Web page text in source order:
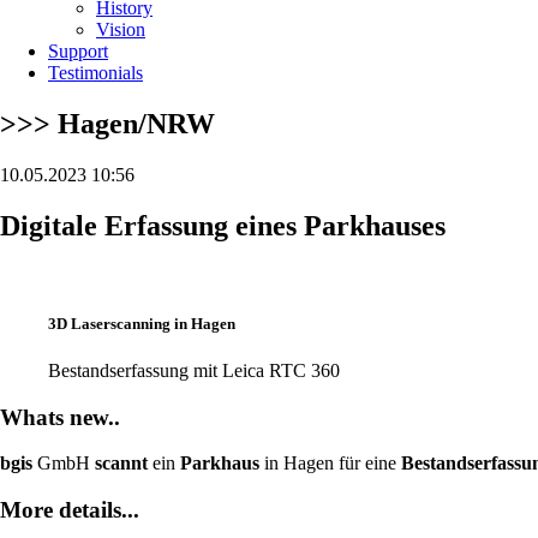
History
Vision
Support
Testimonials
>>> Hagen/NRW
10.05.2023 10:56
Digitale Erfassung eines Parkhauses
3D Laserscanning in Hagen
Bestandserfassung mit Leica RTC 360
Whats new..
bgis GmbH scanntein Parkhaus in Hagen für eine
More details...